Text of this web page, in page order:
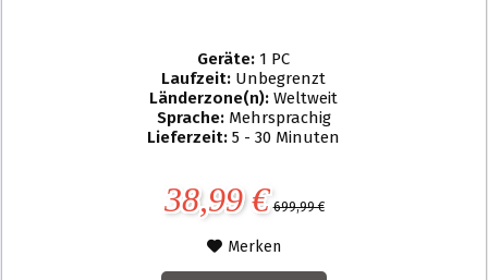
Geräte: 1 PC
Laufzeit: Unbegrenzt
Länderzone(n):Weltweit
Sprache: Mehrsprachig
Lieferzeit:5 - 30 Minuten
38,99 € 699,99 €
Merken